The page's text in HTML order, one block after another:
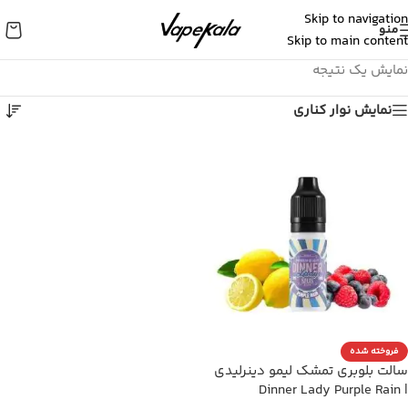
Skip to navigation
Skip to main content
منو
نمایش یک نتیجه
نمایش نوار کناری
فروخته شده
سالت بلوبری تمشک لیمو دینرلیدی
| Dinner Lady Purple Rain